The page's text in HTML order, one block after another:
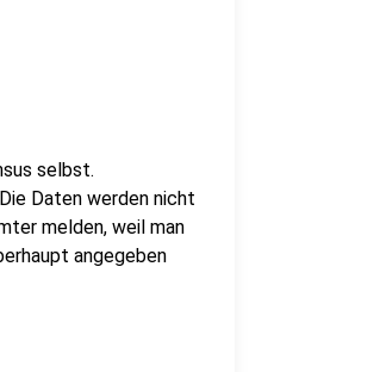
selbst.
Daten werden nicht
melden, weil man
angegeben